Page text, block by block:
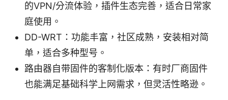
的VPN/分流体验，插件生态完善，适合日常家
庭使用。
DD-WRT：功能丰富，社区成熟，安装相对简
单，适合多种型号。
路由器自带固件的客制化版本：有时厂商固件
也能满足基础科学上网需求，但灵活性略逊。